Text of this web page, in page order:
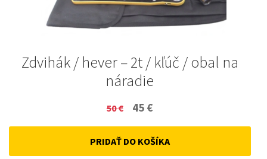
Zdvihák / hever – 2t / kľúč / obal na
náradie
50€
Original
price
was:
45 €
price
is:
PRIDAŤ DO KOŠÍKA